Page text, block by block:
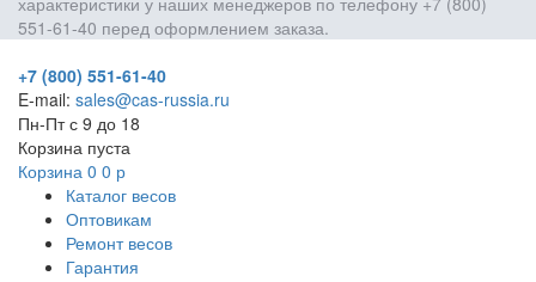
551-61-40 перед оформлением заказа.
+7 (800) 551-61-40
E-mail: sales@cas-russia.ru
Пн-Пт с 9 до 18
Корзина пуста
Корзина 0 0 р
Каталог весов
Оптовикам
Ремонт весов
Гарантия